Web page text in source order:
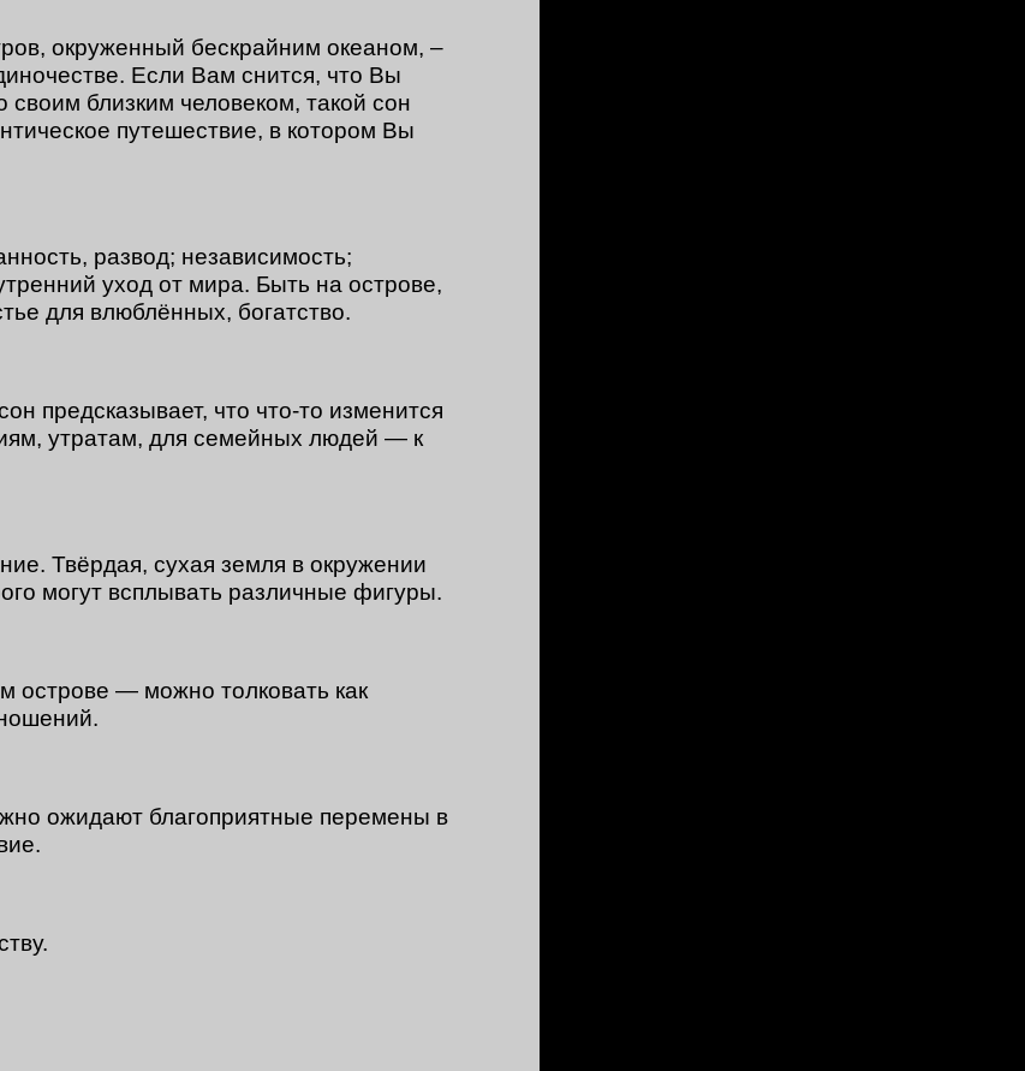
окруженный бескрайним океаном, –
Если Вам снится, что Вы
своим близким человеком, такой сон
путешествие, в котором Вы
развод; независимость;
уход от мира. Быть на острове,
для влюблённых, богатство.
предсказывает, что что-то изменится
утратам, для семейных людей — к
Твёрдая, сухая земля в окружении
могут всплывать различные фигуры.
острове — можно толковать как
ожидают благоприятные перемены в